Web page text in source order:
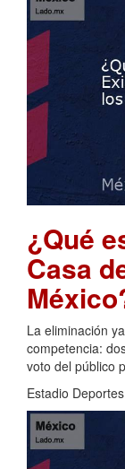
¿Qué
Casa
La eliminación
competencia:
voto del público
Estadio Deportes